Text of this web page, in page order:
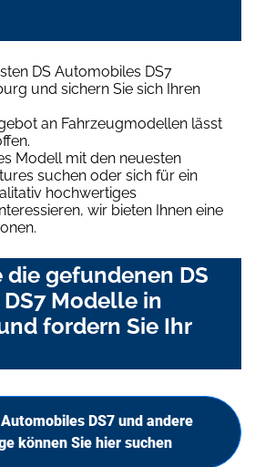
DS Automobiles DS7
und sichern Sie sich Ihren
an Fahrzeugmodellen lässt
Modell mit den neuesten
suchen oder sich für ein
hochwertiges
wir bieten Ihnen eine
die gefundenen DS
Modelle in
fordern Sie Ihr
DS7 und andere
können Sie hier suchen